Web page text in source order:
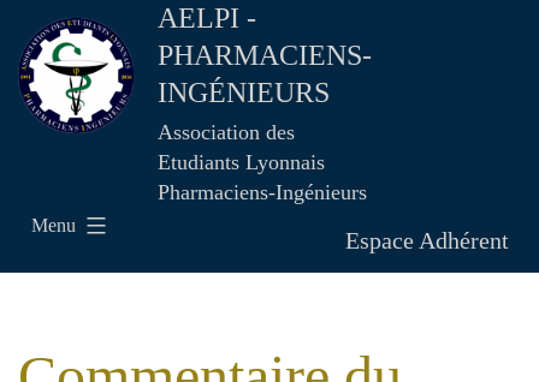
AELPI -
PHARMACIENS-
INGÉNIEURS
Association des
Etudiants Lyonnais
Pharmaciens-Ingénieurs
Menu
Espace Adhérent